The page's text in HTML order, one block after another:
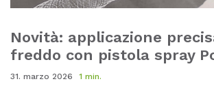
Novità: applicazione
freddo con pistola spray
31. marzo 2026
1 min.